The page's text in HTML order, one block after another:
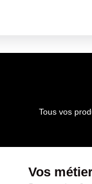
Tous vos
Vos